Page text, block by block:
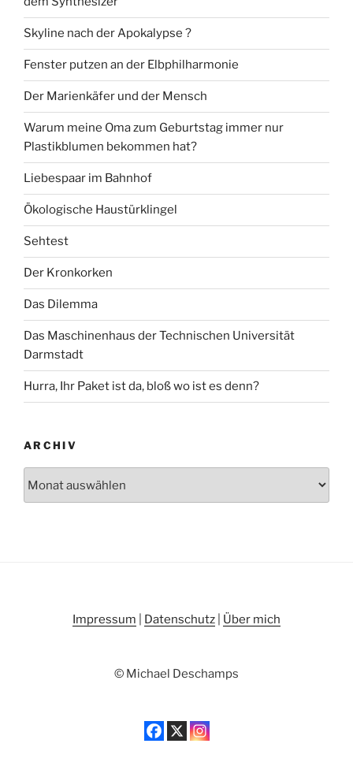
Skyline nach der Apokalypse ?
Fenster putzen an der Elbphilharmonie
Der Marienkäfer und der Mensch
Warum meine Oma zum Geburtstag immer nur
Plastikblumen bekommen hat?
Liebespaar im Bahnhof
Ökologische Haustürklingel
Sehtest
Der Kronkorken
Das Dilemma
Das Maschinenhaus der Technischen Universität
Darmstadt
Hurra, Ihr Paket ist da, bloß wo ist es denn?
ARCHIV
Impressum Datenschutz Über mich
© Michael Deschamps